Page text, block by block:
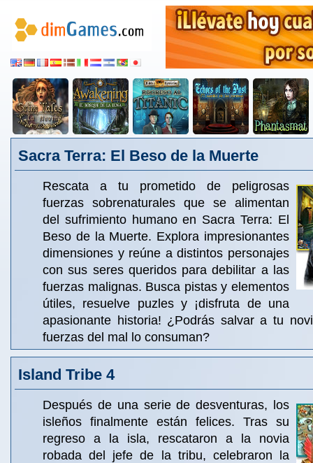
Sacra Terra: El Beso de la Muerte
Rescata a tu prometido de peligrosas
fuerzas sobrenaturales que se alimentan
del sufrimiento humano en Sacra Terra: El
Beso de la Muerte. Explora impresionantes
dimensiones y reúne a distintos personajes
con sus seres queridos para debilitar a las
fuerzas malignas. Busca pistas y elementos
útiles, resuelve puzles y ¡disfruta de una
apasionante historia! ¿Podrás salvar a tu
fuerzas del mal lo consuman?
Island Tribe 4
Después de una serie de desventuras, los
isleños finalmente están felices. Tras su
regreso a la isla, rescataron a la novia
robada del jefe de la tribu, celebraron la